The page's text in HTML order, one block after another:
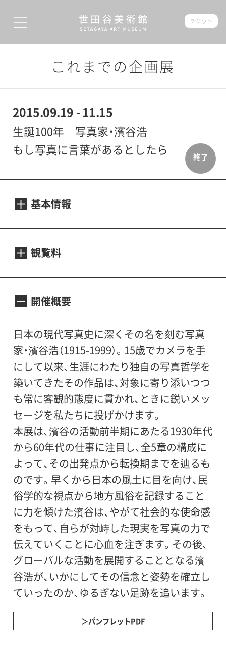
チケット
これまでの企画展
終了
2015.09.19 - 11.15
生誕100年 写真家・濱谷浩
もし写真に言葉があるとしたら
基本情報
休館日：毎週月曜日（ただし9月21日[月・祝]、
開館時間：午前10時～午後6時（入場は午後5
会場：世田谷美術館 1階展示室
主催：世田谷美術館（公益財団法人せたがや
文化財団）
後援：世田谷区、世田谷区教育委員会
協賛：キヤノンマーケティングジャパン株式
会社、文化堂印刷株式会社、株式会社資生堂
助成：公益財団法人三菱ＵＦＪ信託地域文化
財団
特別協力：濱谷浩写真資料館
企画協力：株式会社クレヴィス
観覧料
800（600）円、大高生：800（600）円、中小生：
※（ ）内は20名以上の団体料金。
※一般の障害者の方は500円、大高中小生の
障害者の方は無料、介助の方は1名につき1名
までは無料。
※リピーター割引 会期中本展有料チケッ
トの半券をご提示いただくと、2回目以降は
団体料金にてご覧いただけます。
開催概要
日本の現代写真史に深くその名を刻む写真
家・濱谷浩（1915-1999）。15歳でカメラを手
にして以来、生涯にわたり独自の写真哲学を
築いてきたその作品は、対象に寄り添いつつ
も常に客観的態度に貫かれ、ときに鋭いメッ
セージを私たちに投げかけます。
本展は、濱谷の活動前半期にあたる1930年代
から60年代の仕事に注目し、全5章の構成に
よって、その出発点から転換期までを辿るも
のです。早くから日本の風土に目を向け、民
俗学的な視点から地方風俗を記録すること
に力を傾けた濱谷は、やがて社会的な使命感
をもって、自らが対峙した現実を写真の力で
伝えていくことに心血を注ぎます。その後、
グローバルな活動を展開することとなる濱
谷浩が、いかにしてその信念と姿勢を確立し
ていったのか、ゆるぎない足跡を追います。
パンフレットPDF